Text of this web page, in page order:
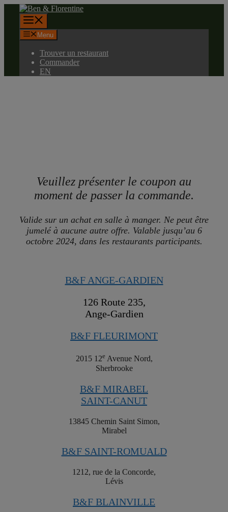
contenu
Menu
Trouver un restaurant
Commander
EN
Veuillez présenter le coupon au
moment de passer la commande.
Valide sur un achat en salle à manger. Ne peut être
jumelé à aucune autre offre. Valable jusqu’au 6
octobre 2024, dans les restaurants participants.
B&F ANGE-GARDIEN
126 Route 235,
Ange-Gardien
B&F FLEURIMONT
2015 12e Avenue Nord,
Sherbrooke
B&F MIRABEL
SAINT-CANUT
13845 Chemin Saint Simon,
Mirabel
B&F SAINT-ROMUALD
1212, rue de la Concorde,
Lévis
B&F BLAINVILLE